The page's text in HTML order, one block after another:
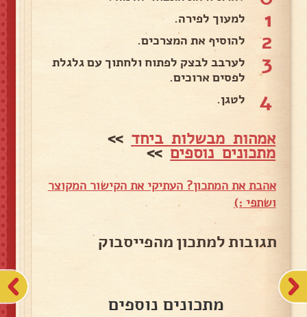
1 למעוך לפירה.
2 להוסיף את המצרכים.
3
לערבב לבצק לפתוח ולחתוך עם גלגלת
לפסים ארוכים.
4 לטגן.
אמהות מבשלות ביחד >>
מתכונים נוספים>>
אהבת את המתכון? העתיקי את הקישור המקוצר
ושתפי :)
תגובות למתכון מהפייסבוק
מתכונים נוספים